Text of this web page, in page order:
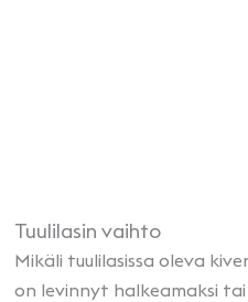
Tuulilasin vaihto
Mikäli tuulilasissa oleva
on levinnyt halkeamaksi tai